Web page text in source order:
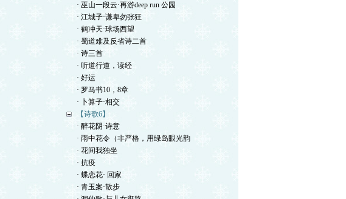
· 巫山一段云·再游deep run 公园
· 江城子·谦卑勿张狂
· 鹤冲天·球场西望
· 蜀道难及反省诗二首
· 诗三首
· 听道行道，读经
· 好运
· 罗马书10，8章
· 卜算子·相交
【诗歌6】
· 醉花阴·诗意
· 雨中花令（非严格，用绿岛眼光韵
· 花间我独坐
· 抗疫
· 蝶恋花· 回家
· 青玉案·散步